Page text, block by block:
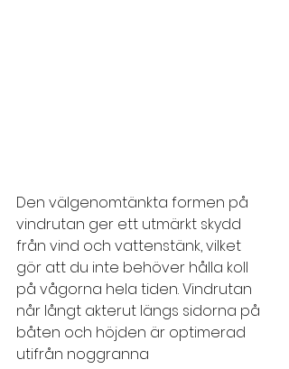
Den välgenomtänkta formen på
vindrutan ger ett utmärkt skydd
från vind och vattenstänk, vilket
gör att du inte behöver hålla koll
på vågorna hela tiden. Vindrutan
når långt akterut längs sidorna på
båten och höjden är optimerad
utifrån noggranna